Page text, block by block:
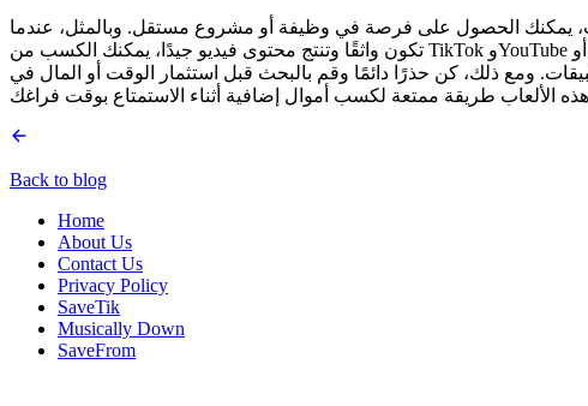
يمكنك الحصول على فرصة في وظيفة أو مشروع مستقل. وبالمثل، عندما
تكون واثقًا وتنتج محتوى فيديو جيدًا، يمكنك الكسب من TikTok وYouTube ومنصات أخرى. ولكن إذا كنت تريد المال السهل، فعليك القيام ببعض الإجراءات الورقية والمخاطرة باللعب في الألعاب عبر الإنترنت أو
ومع ذلك، كن حذرًا دائمًا وقم بالبحث قبل استثمار الوقت أو المال في
Back to blog
Home
About Us
Contact Us
Privacy Policy
SaveTik
Musically Down
SaveFrom